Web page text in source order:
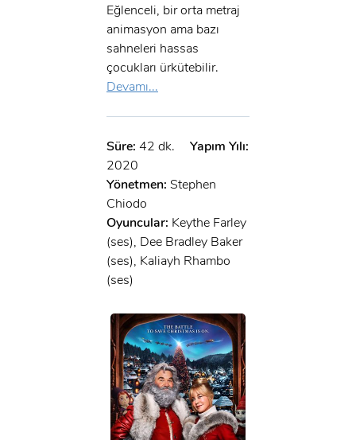
Eğlenceli, bir orta metraj
animasyon ama bazı
sahneleri hassas
çocukları ürkütebilir.
Devamı...
Süre: 42 dk.
Yapım Yılı:
2020
Yönetmen: Stephen
Chiodo
Oyuncular: Keythe Farley
(ses), Dee Bradley Baker
(ses), Kaliayh Rhambo
(ses)